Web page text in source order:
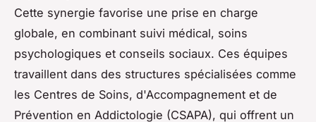
Cette synergie favorise une prise en charge
globale, en combinant suivi médical, soins
psychologiques et conseils sociaux. Ces équipes
travaillent dans des structures spécialisées comme
les Centres de Soins, d'Accompagnement et de
Prévention en Addictologie (CSAPA), qui offrent un